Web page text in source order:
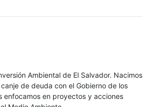
Ambiental de El Salvador. Nacimos
de deuda con el Gobierno de los
enfocamos en proyectos y acciones